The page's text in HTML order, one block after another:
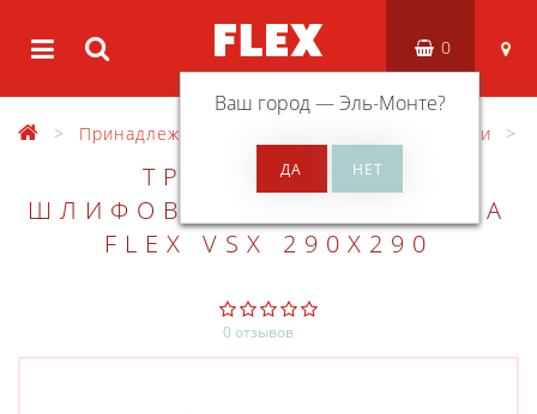
Ваш город —Эль-Монте?
0
Принадлежности Разные принадлежности
ТРЕУГОЛЬНАЯ
ШЛИФОВАЛЬНАЯ ГОЛОВКА
FLEX VSX 290X290
0 отзывов